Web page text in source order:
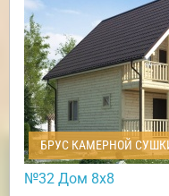
БРУС КАМЕРНОЙ
№32 Дом 8х8